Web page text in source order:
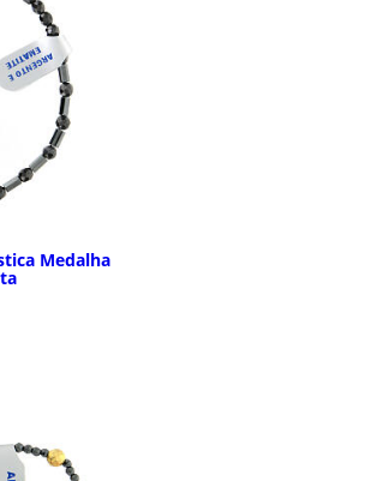
Medalha